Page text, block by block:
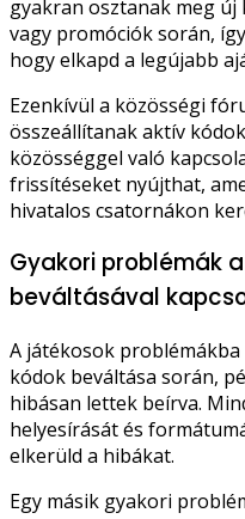
gyakran osztanak meg
vagy promóciók során,
hogy elkapd a legújabb
Ezenkívül a közösségi
összeállítanak aktív
közösséggel való
frissítéseket nyújthat,
hivatalos csatornákon
Gyakori problémák
beváltásával
A játékosok
kódok beváltása során,
hibásan lettek beírva.
helyesírását és
elkerüld a hibákat.
Egy másik gyakori